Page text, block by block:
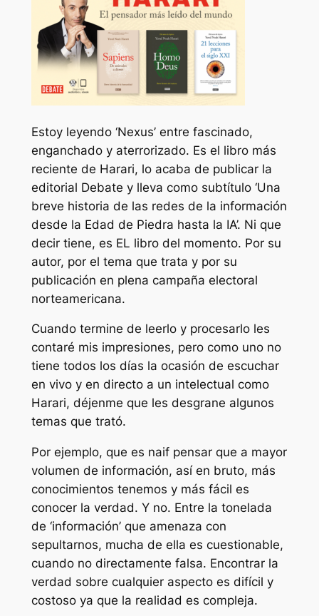
Estoy leyendo ‘Nexus’ entre fascinado,
enganchado y aterrorizado. Es el libro más
reciente de Harari, lo acaba de publicar la
editorial Debate y lleva como subtítulo ‘Una
breve historia de las redes de la información
desde la Edad de Piedra hasta la IA’. Ni que
decir tiene, es EL libro del momento. Por su
autor, por el tema que trata y por su
publicación en plena campaña electoral
norteamericana.
Cuando termine de leerlo y procesarlo les
contaré mis impresiones, pero como uno no
tiene todos los días la ocasión de escuchar
en vivo y en directo a un intelectual como
Harari, déjenme que les desgrane algunos
temas que trató.
Por ejemplo, que es naif pensar que a mayor
volumen de información, así en bruto, más
conocimientos tenemos y más fácil es
conocer la verdad. Y no. Entre la tonelada
de ‘información’ que amenaza con
sepultarnos, mucha de ella es cuestionable,
cuando no directamente falsa. Encontrar la
verdad sobre cualquier aspecto es difícil y
costoso ya que la realidad es compleja.